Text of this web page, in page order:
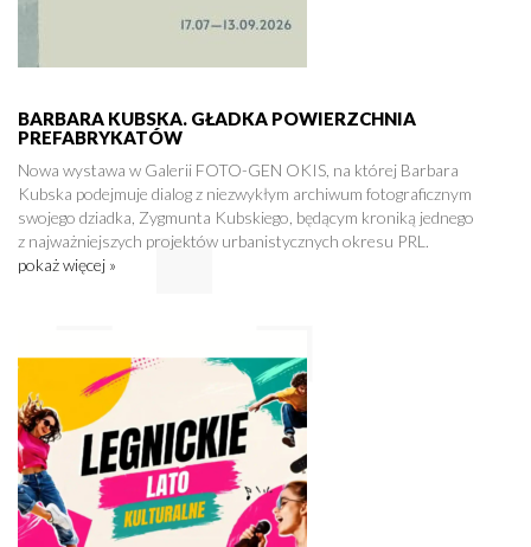
BARBARA KUBSKA. GŁADKA POWIERZCHNIA
PREFABRYKATÓW
Nowa wystawa w Galerii FOTO-GEN OKIS, na której Barbara
Kubska podejmuje dialog z niezwykłym archiwum fotograficznym
swojego dziadka, Zygmunta Kubskiego, będącym kroniką jednego
z najważniejszych projektów urbanistycznych okresu PRL.
pokaż więcej »